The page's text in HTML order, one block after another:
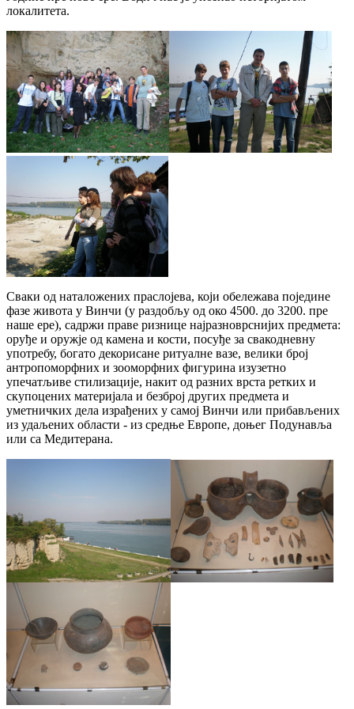
локалитета.
Сваки од наталожених праслојева, који обележава поједине
фазе живота у Винчи (у раздобљу од око 4500. до 3200. пре
наше ере), садржи праве ризнице најразноврснијих предмета:
оруђе и оружје од камена и кости, посуђе за свакодневну
употребу, богато декорисане ритуалне вазе, велики број
антропоморфних и зооморфних фигурина изузетно
упечатљиве стилизације, накит од разних врста ретких и
скупоцених материјала и безброј других предмета и
уметничких дела израђених у самој Винчи или прибављених
из удаљених области - из средње Европе, доњег Подунавља
или са Медитерана.